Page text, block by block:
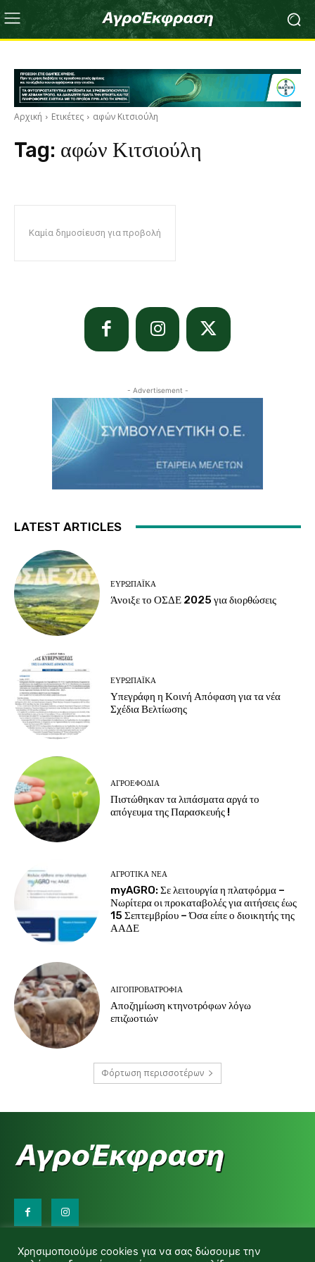
Αρχική Ετικέτες αφών Κιτσιούλη
Tag: αφών Κιτσιούλη
Καμία δημοσίευση για προβολή
- Advertisement -
LATEST ARTICLES
ΕΥΡΩΠΑΪΚΆ
Άνοιξε το ΟΣΔΕ 2025 για διορθώσεις
ΕΥΡΩΠΑΪΚΆ
Υπεγράφη η Κοινή Απόφαση για τα νέα
Σχέδια Βελτίωσης
ΑΓΡΟΕΦΌΔΙΑ
Πιστώθηκαν τα λιπάσματα αργά το
απόγευμα της Παρασκευής !
ΑΓΡΟΤΙΚΆ ΝΈΑ
myAGRO: Σε λειτουργία η πλατφόρμα –
Νωρίτερα οι προκαταβολές για αιτήσεις έως
15 Σεπτεμβρίου – Όσα είπε ο διοικητής της
ΑΑΔΕ
ΑΙΓΟΠΡΟΒΑΤΡΟΦΊΑ
Αποζημίωση κτηνοτρόφων λόγω
επιζωοτιών
Φόρτωση περισσοτέρων
d.makas@yahoo.gr
Χρησιμοποιούμε cookies για να σας δώσουμε την